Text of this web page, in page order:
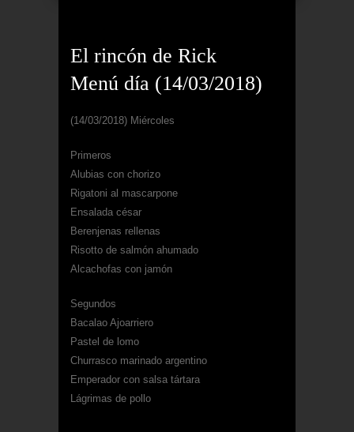
El rincón de Rick
Menú día (14/03/2018)
(14/03/2018) Miércoles
Primeros
Alubias con chorizo
Rigatoni al mascarpone
Ensalada césar
Berenjenas rellenas
Risotto de salmón ahumado
Alcachofas con jamón
Segundos
Bacalao Ajoarriero
Pastel de lomo
Churrasco marinado argentino
Emperador con salsa tártara
Lágrimas de pollo